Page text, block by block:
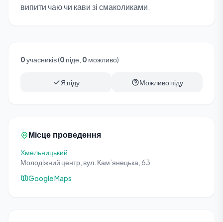
випити чаю чи кави зі смаколиками.
0учасників (0 піде, 0 можливо)
Я піду Можливо піду
Місце проведення
Хмельницький
Молодіжний центр, вул. Кам’янецька, 63
Google Maps